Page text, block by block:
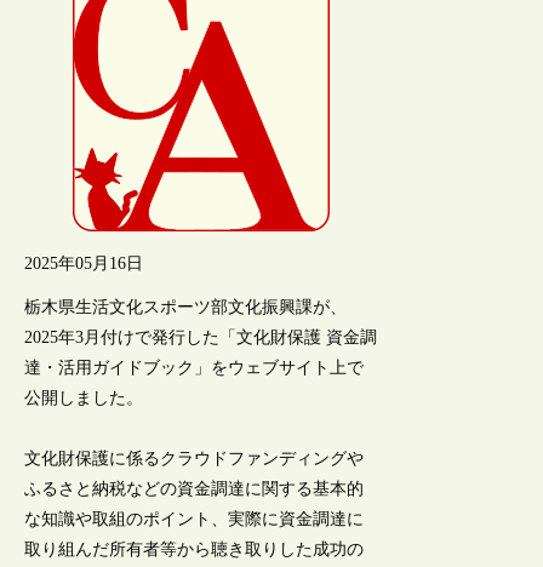
2025年05月16日
栃木県生活文化スポーツ部文化振興課が、
2025年3月付けで発行した「文化財保護 資金調
達・活用ガイドブック」をウェブサイト上で
公開しました。
文化財保護に係るクラウドファンディングや
ふるさと納税などの資金調達に関する基本的
な知識や取組のポイント、実際に資金調達に
取り組んだ所有者等から聴き取りした成功の